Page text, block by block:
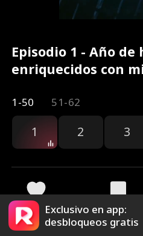
Episodio 1 - Año de
enriquecidos con
1-50 51-62
1 2 3
3.1k 8.2k
Exclusivo en app:
desbloqueos gratis